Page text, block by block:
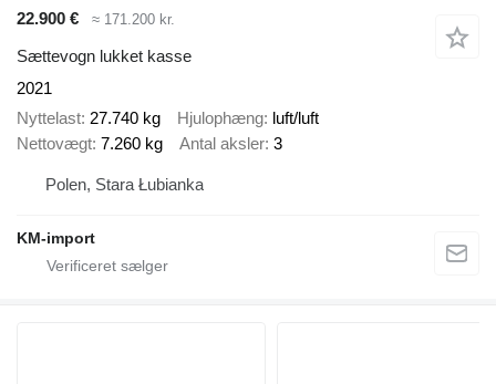
22.900 €
≈ 171.200 kr.
Sættevogn lukket kasse
2021
Nyttelast 27.740 kg Hjulophæng luft/luft
Nettovægt 7.260 kg Antal aksler 3
Polen, Stara Łubianka
KM-import